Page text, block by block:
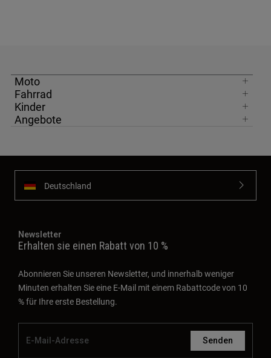
Moto
Fahrrad
Kinder
Angebote
Deutschland
Newsletter
Erhalten sie einen Rabatt von 10 %
Abonnieren Sie unseren Newsletter, und innerhalb weniger
Minuten erhalten Sie eine E-Mail mit einem Rabattcode von 10
% für Ihre erste Bestellung.
Senden